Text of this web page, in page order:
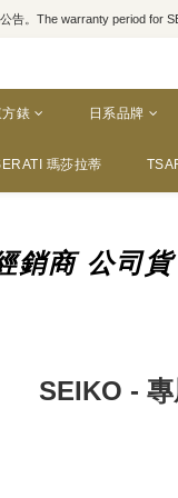
告。The warranty period for
錶 日系品牌
瑪莎拉蒂
銷商 公司
SEIKO -